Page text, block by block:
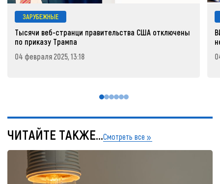
ЗАРУБЕЖНЫЕ
Тысячи веб-странци правительства США отключены
по приказу Трампа
04 февраля 2025, 13:18
ЧИТАЙТЕ ТАКЖЕ...Смотреть все